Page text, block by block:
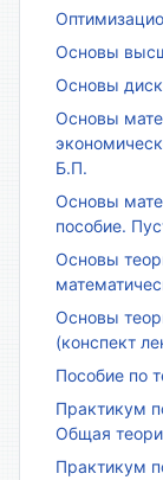
Основы
Основы
Основы
Б.П.
Основы
пособие.
Основы
Основы
(конспект
Пособие по
Практикум
Общая
Практикум